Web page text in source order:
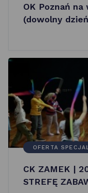
OK Poznań
(dowolny
OFERTA
CK ZAMEK |
STREFĘ